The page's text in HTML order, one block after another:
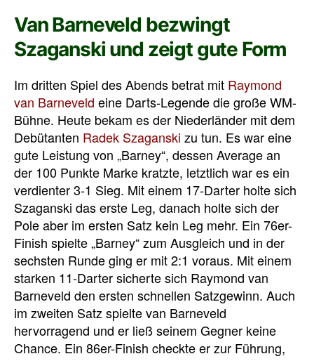
Van Barneveld bezwingt
Szaganski und zeigt gute Form
Im dritten Spiel des Abends betrat mit Raymond
van Barneveld eine Darts-Legende die große WM-
Bühne. Heute bekam es der Niederländer mit dem
Debütanten Radek Szaganski zu tun. Es war eine
gute Leistung von „Barney“, dessen Average an
der 100 Punkte Marke kratzte, letztlich war es ein
verdienter 3-1 Sieg. Mit einem 17-Darter holte sich
Szaganski das erste Leg, danach holte sich der
Pole aber im ersten Satz kein Leg mehr. Ein 76er-
Finish spielte „Barney“ zum Ausgleich und in der
sechsten Runde ging er mit 2:1 voraus. Mit einem
starken 11-Darter sicherte sich Raymond van
Barneveld den ersten schnellen Satzgewinn. Auch
im zweiten Satz spielte van Barneveld
hervorragend und er ließ seinem Gegner keine
Chance. Ein 86er-Finish checkte er zur Führung,